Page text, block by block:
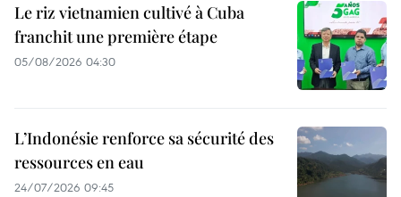
Le riz vietnamien cultivé à Cuba
franchit une première étape
05/08/2026 04:30
L’Indonésie renforce sa sécurité des
ressources en eau
24/07/2026 09:45